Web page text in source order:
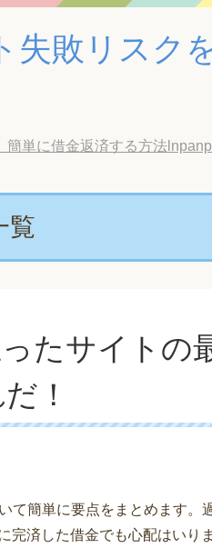
失敗リスク
単に借金返済する方法
覧
たサイトの
！
て簡単に要点をまとめます。
完済した借金でも心配はいり